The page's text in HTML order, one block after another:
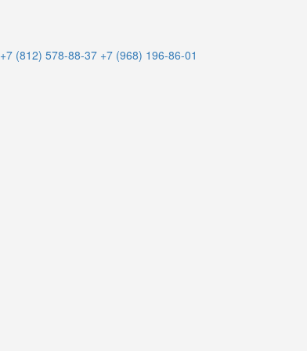
+7 (812) 578-88-37 +7 (968) 196-86-01